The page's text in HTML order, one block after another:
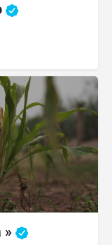
»